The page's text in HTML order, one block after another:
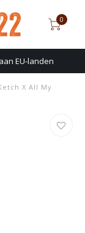
0
EU-landen
X All My